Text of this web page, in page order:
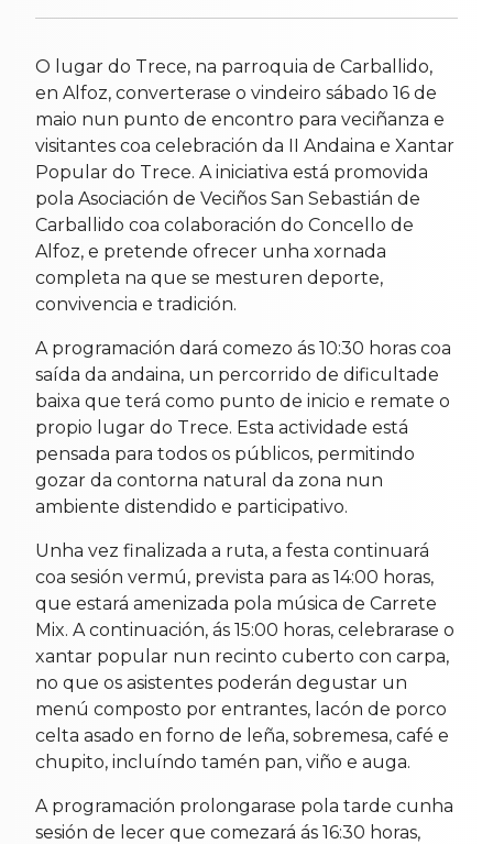
O lugar do Trece, na parroquia de Carballido,
en Alfoz, converterase o vindeiro sábado 16 de
maio nun punto de encontro para veciñanza e
visitantes coa celebración da II Andaina e Xantar
Popular do Trece. A iniciativa está promovida
pola Asociación de Veciños San Sebastián de
Carballido coa colaboración do Concello de
Alfoz, e pretende ofrecer unha xornada
completa na que se mesturen deporte,
convivencia e tradición.
A programación dará comezo ás 10:30 horas coa
saída da andaina, un percorrido de dificultade
baixa que terá como punto de inicio e remate o
propio lugar do Trece. Esta actividade está
pensada para todos os públicos, permitindo
gozar da contorna natural da zona nun
ambiente distendido e participativo.
Unha vez finalizada a ruta, a festa continuará
coa sesión vermú, prevista para as 14:00 horas,
que estará amenizada pola música de Carrete
Mix. A continuación, ás 15:00 horas, celebrarase o
xantar popular nun recinto cuberto con carpa,
no que os asistentes poderán degustar un
menú composto por entrantes, lacón de porco
celta asado en forno de leña, sobremesa, café e
chupito, incluíndo tamén pan, viño e auga.
A programación prolongarase pola tarde cunha
sesión de lecer que comezará ás 16:30 horas,